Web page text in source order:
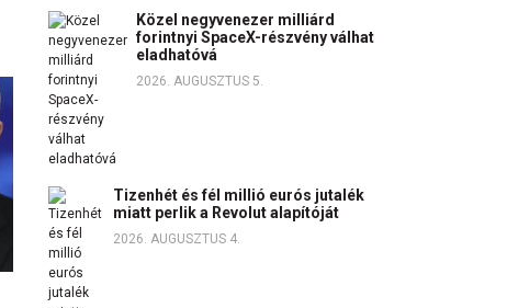
Közel negyvenezer milliárd
forintnyi SpaceX-részvény válhat
eladhatóvá
2026. AUGUSZTUS 5.
Tizenhét és fél millió eurós jutalék
miatt perlik a Revolut alapítóját
2026. AUGUSZTUS 4.